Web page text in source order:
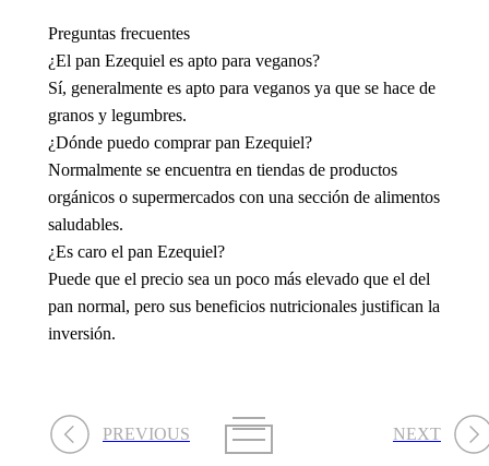
Preguntas frecuentes
¿El pan Ezequiel es apto para veganos?
Sí, generalmente es apto para veganos ya que se hace de
granos y legumbres.
¿Dónde puedo comprar pan Ezequiel?
Normalmente se encuentra en tiendas de productos
orgánicos o supermercados con una sección de alimentos
saludables.
¿Es caro el pan Ezequiel?
Puede que el precio sea un poco más elevado que el del
pan normal, pero sus beneficios nutricionales justifican la
inversión.
PREVIOUS NEXT